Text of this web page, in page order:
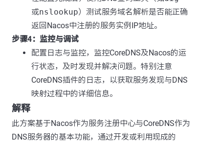
或nslookup）测试服务域名解析是否能正确
返回Nacos中注册的服务实例IP地址。
步骤4：监控与调试
配置日志与监控，监控CoreDNS及Nacos的运
行状态，及时发现并解决问题。特别注意
CoreDNS插件的日志，以获取服务发现与DNS
映射过程中的详细信息。
解释
此方案基于Nacos作为服务注册中心与CoreDNS作为
DNS服务器的基本功能，通过开发或利用现成的